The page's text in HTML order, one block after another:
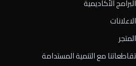
البرامج الأكاديمية
الاعلانات
المتجر
تقاطعاتنا مع التنمية المستدامة